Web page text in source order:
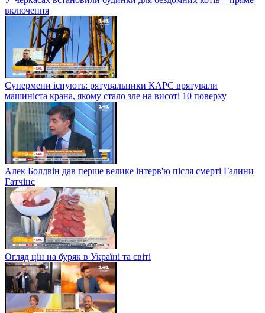
включення
Супермени існують: рятувальники КАРС врятували
машиніста крана, якому стало зле на висоті 10 поверху
Алек Болдвін дав перше велике інтерв'ю після смерті Галини
Гатчінс
Огляд цін на буряк в Україні та світі